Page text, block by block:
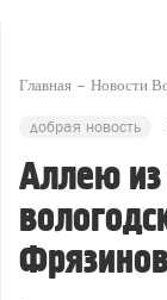
Главная Новости
добрая новость
Аллею